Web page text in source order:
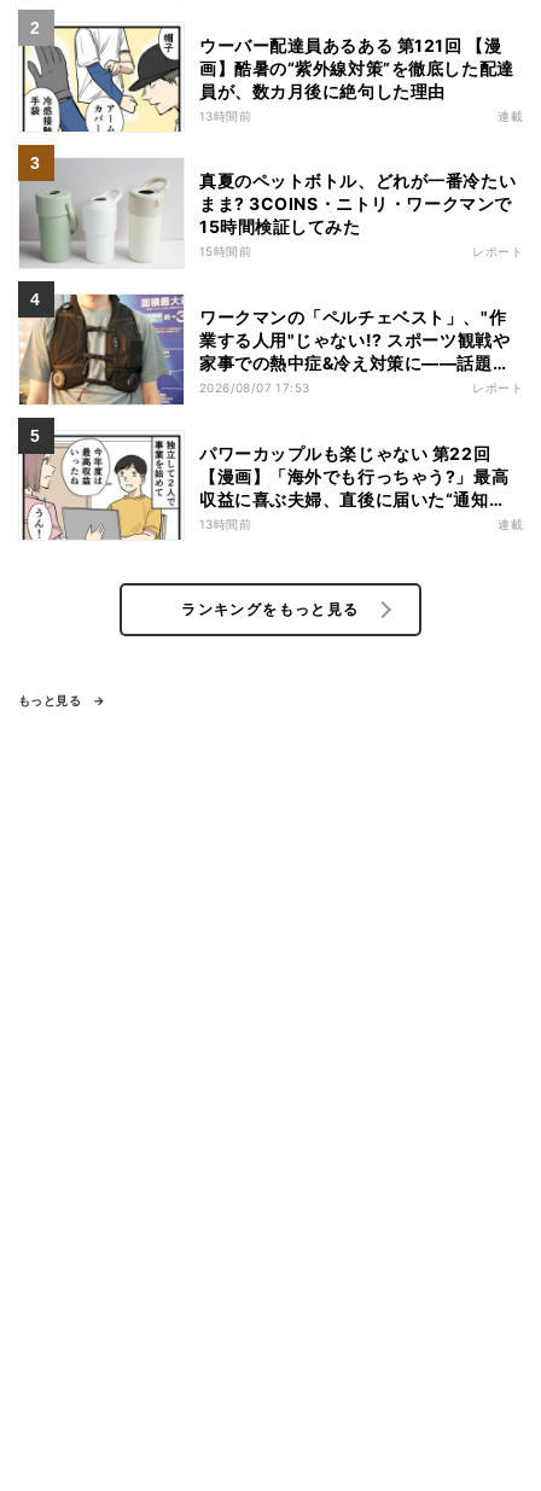
ウーバー配達員あるある 第121回 【漫
画】酷暑の“紫外線対策”を徹底した配達
員が、数カ月後に絶句した理由
13時間前 連載
真夏のペットボトル、どれが一番冷たい
まま? 3COINS・ニトリ・ワークマンで
15時間検証してみた
15時間前 レポート
ワークマンの「ペルチェベスト」、"作
業する人用"じゃない!? スポーツ観戦や
家事での熱中症&冷え対策に――話題の
商品を徹底検証
2026/08/07 17:53 レポート
パワーカップルも楽じゃない 第22回
【漫画】「海外でも行っちゃう?」最高
収益に喜ぶ夫婦、直後に届いた“通知
書”で現実に戻された
13時間前 連載
ランキングをもっと見る
もっと見る